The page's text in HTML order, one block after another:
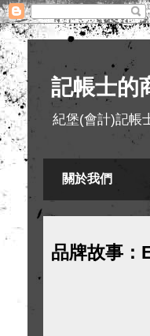
記帳士的
紀堡(會計)記帳
關於我們
品牌故事：